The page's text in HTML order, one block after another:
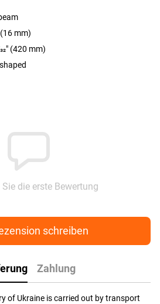
mm)
(420 mm)
die erste Bewertung
schreiben
Zahlung
of Ukraine is carried out by transport